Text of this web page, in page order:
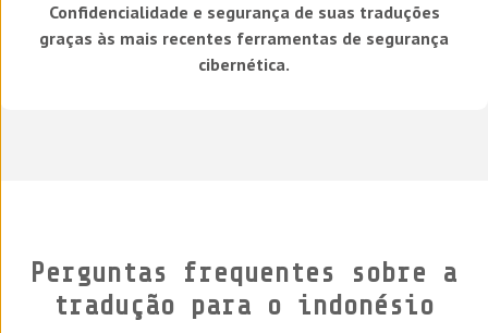
Confidencialidade e segurança de suas traduções
graças às mais recentes ferramentas de segurança
cibernética.
Perguntas frequentes sobre a
tradução para o indonésio